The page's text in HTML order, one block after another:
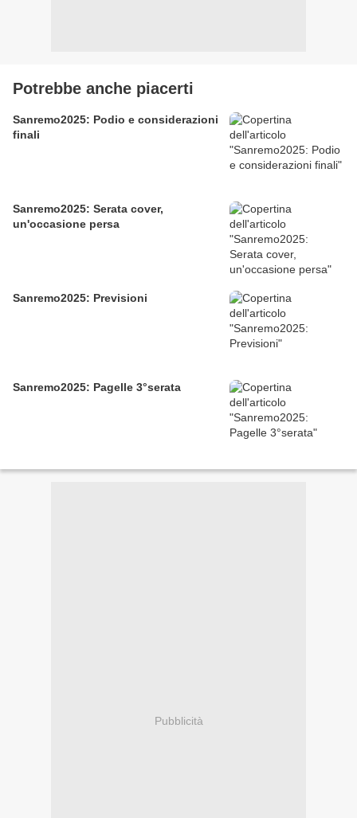
Potrebbe anche piacerti
Sanremo2025: Podio e considerazioni
finali
Sanremo2025: Serata cover,
un'occasione persa
Sanremo2025: Previsioni
Sanremo2025: Pagelle 3°serata
Pubblicità